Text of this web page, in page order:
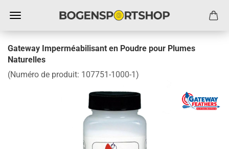
Gateway Imperméabilisant en Poudre pour Plumes
Naturelles
(Numéro de produit: 107751-1000-1)